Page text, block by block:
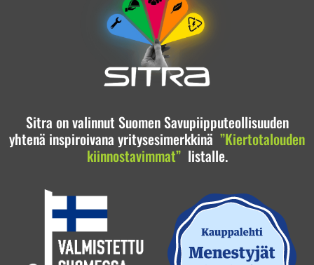
Sitra on valinnut Suomen Savupiipputeollisuuden
yhtenä inspiroivana yritysesimerkkinä ”Kiertotalouden
kiinnostavimmat”listalle.